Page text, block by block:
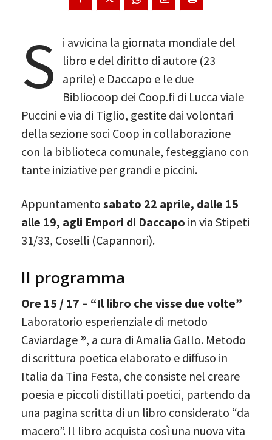
S
i avvicina la giornata mondiale del
libro e del diritto di autore (23
aprile) e Daccapo e le due
Bibliocoop dei Coop.fi di Lucca viale
Puccini e via di Tiglio, gestite dai volontari
della sezione soci Coop in collaborazione
con la biblioteca comunale, festeggiano con
tante iniziative per grandi e piccini.
Appuntamento sabato 22 aprile, dalle 15
alle 19, agli Empori di Daccapo in via Stipeti
31/33, Coselli (Capannori).
Il programma
Ore 15 / 17 – “Il libro che visse due volte”
Laboratorio esperienziale di metodo
Caviardage ®, a cura di Amalia Gallo. Metodo
di scrittura poetica elaborato e diffuso in
Italia da Tina Festa, che consiste nel creare
poesia e piccoli distillati poetici, partendo da
una pagina scritta di un libro considerato “da
macero”. Il libro acquista così una nuova vita